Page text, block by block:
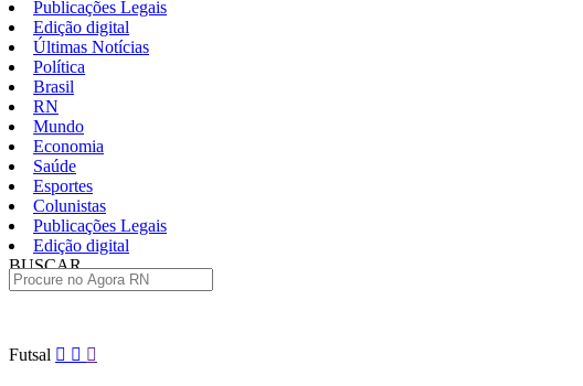
Publicações Legais
Edição digital
Últimas Notícias
Política
Brasil
RN
Mundo
Economia
Saúde
Esportes
Colunistas
Publicações Legais
Edição digital
BUSCAR
Pular
Futsal